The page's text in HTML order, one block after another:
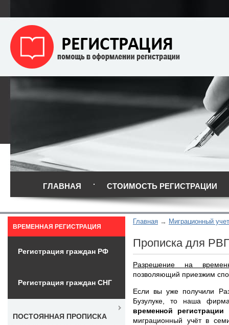
ГЛАВНАЯ СТОИМОСТЬ РЕГИСТРАЦИИ
Главная Миграционный
Прописка для
Разрешение на
позволяющий приезжим
Если вы уже получили
Бузулуке, то наша
временной
миграционный учёт в
ВРЕМЕННАЯ РЕГИСТРАЦИЯ
Регистрация граждан РФ
Регистрация граждан СНГ
ПОСТОЯННАЯ ПРОПИСКА